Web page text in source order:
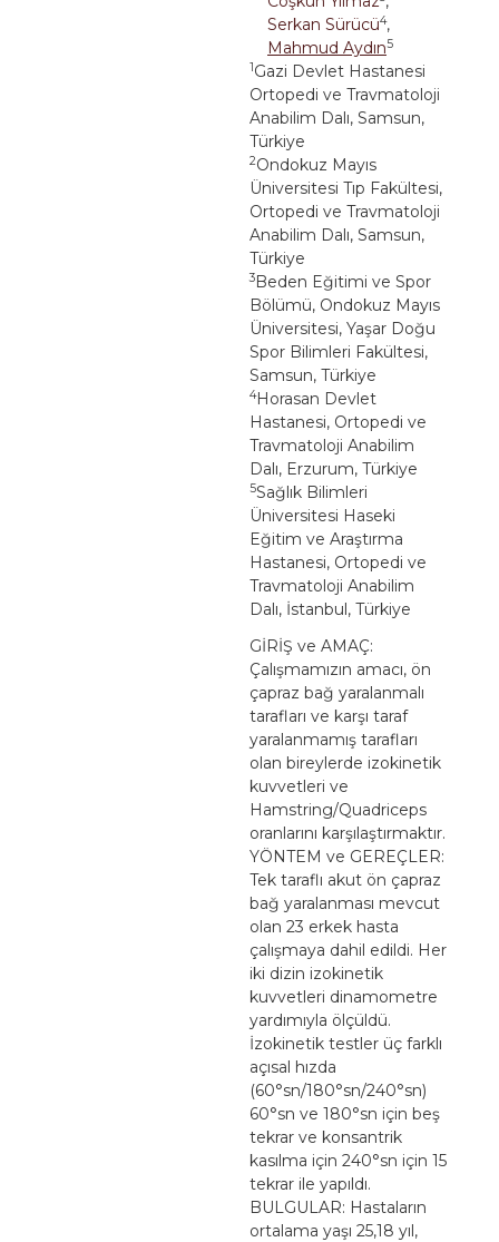
Serkan Sürücü4,
Mahmud Aydın5
1Gazi Devlet Hastanesi
Ortopedi ve Travmatoloji
Anabilim Dalı, Samsun,
Türkiye
2Ondokuz Mayıs
Üniversitesi Tıp Fakültesi,
Ortopedi ve Travmatoloji
Anabilim Dalı, Samsun,
Türkiye
3Beden Eğitimi ve Spor
Bölümü, Ondokuz Mayıs
Üniversitesi, Yaşar Doğu
Spor Bilimleri Fakültesi,
Samsun, Türkiye
4Horasan Devlet
Hastanesi, Ortopedi ve
Travmatoloji Anabilim
Dalı, Erzurum, Türkiye
5Sağlık Bilimleri
Üniversitesi Haseki
Eğitim ve Araştırma
Hastanesi, Ortopedi ve
Travmatoloji Anabilim
Dalı, İstanbul, Türkiye
GİRİŞ ve AMAÇ:
Çalışmamızın amacı, ön
çapraz bağ yaralanmalı
tarafları ve karşı taraf
yaralanmamış tarafları
olan bireylerde izokinetik
kuvvetleri ve
Hamstring/Quadriceps
oranlarını karşılaştırmaktır.
YÖNTEM ve GEREÇLER:
Tek taraflı akut ön çapraz
bağ yaralanması mevcut
olan 23 erkek hasta
çalışmaya dahil edildi. Her
iki dizin izokinetik
kuvvetleri dinamometre
yardımıyla ölçüldü.
İzokinetik testler üç farklı
açısal hızda
(60°sn/180°sn/240°sn)
60°sn ve 180°sn için beş
tekrar ve konsantrik
kasılma için 240°sn için 15
tekrar ile yapıldı.
BULGULAR: Hastaların
ortalama yaşı 25,18 yıl,